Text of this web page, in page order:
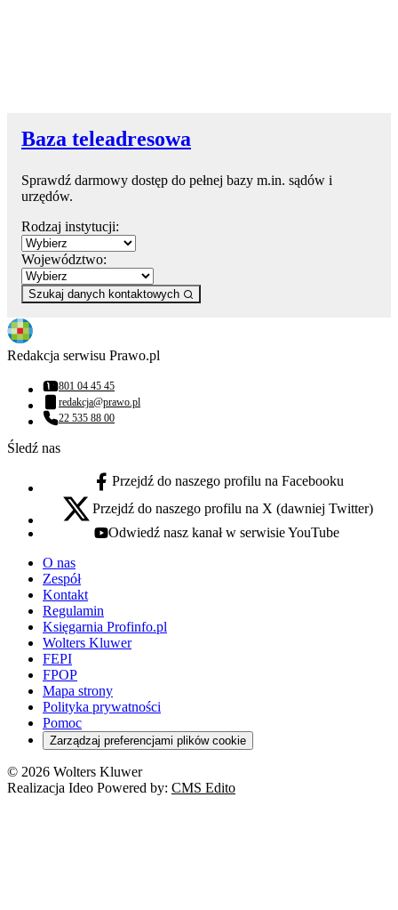
Baza teleadresowa
Sprawdź darmowy dostęp do pełnej bazy m.in. sądów i
urzędów.
Rodzaj instytucji:
Województwo:
Szukaj danych kontaktowych
Redakcja serwisu Prawo.pl
Numer telefonu:
801 04 45 45
Adres email:
redakcja@prawo.pl
Numer telefonu:
22 535 88 00
Śledź nas
facebook - otwiera się w nowej karcie
Przejdź do naszego profilu na Facebooku
x - otwiera się w nowej karcie
Przejdź do naszego profilu na X (dawniej Twitter)
youtube - otwiera się w nowej karcie
Odwiedź nasz kanał w serwisie YouTube
O nas
Zespół
Kontakt
Regulamin
Księgarnia Profinfo.pl
Wolters Kluwer
FEPI
FPOP
Mapa strony
Polityka prywatności
Pomoc
Zarządzaj preferencjami plików cookie
© 2026 Wolters Kluwer
Realizacja Ideo Powered by: CMS Edito